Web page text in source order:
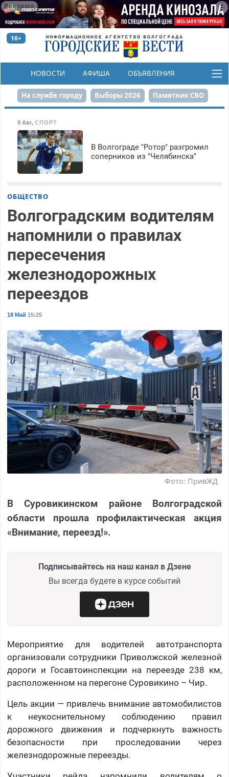
Реклама
16+
НОВОСТИ АФИША ОБЪЯВЛЕНИЯ
КОНКУРСЫ
На службе городу Выборы 2026 Памятник СВО
Набережная День Победы
80-летие Победы Парк Героев-летчиков
9 Авг, СПОРТ
В Волгограде "Ротор" разгромил
соперников из "Челябинска"
ОБЩЕСТВО
Волгоградским водителям
напомнили о правилах
пересечения
железнодорожных
переездов
18 Май 15:25
Фото: ПривЖД
В Суровикинском районе Волгоградской
области прошла профилактическая акция
«Внимание, переезд!».
Подписывайтесь на наш канал в Дзене
Вы всегда будете в курсе событий
Мероприятие для водителей автотранспорта
организовали сотрудники Приволжской железной
дороги и Госавтоинспекции на переезде 238 км,
расположенном на перегоне Суровикино – Чир.
Цель акции — привлечь внимание автомобилистов
к неукоснительному соблюдению правил
дорожного движения и подчеркнуть важность
безопасности при проследовании через
железнодорожные переезды.